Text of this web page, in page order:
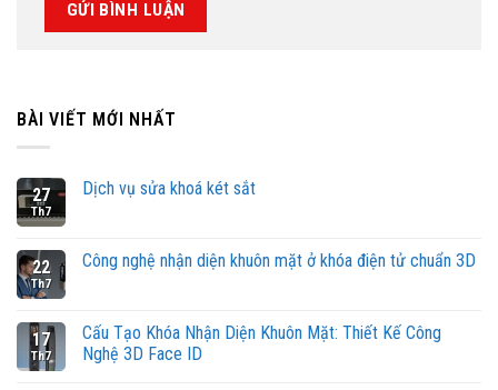
BÀI VIẾT MỚI NHẤT
27
Th7
Dịch vụ sửa khoá két sắt
22
Th7
Công nghệ nhận diện khuôn mặt ở khóa điện tử chuẩn 3D
17
Th7
Cấu Tạo Khóa Nhận Diện Khuôn Mặt: Thiết Kế Công
Nghệ 3D Face ID